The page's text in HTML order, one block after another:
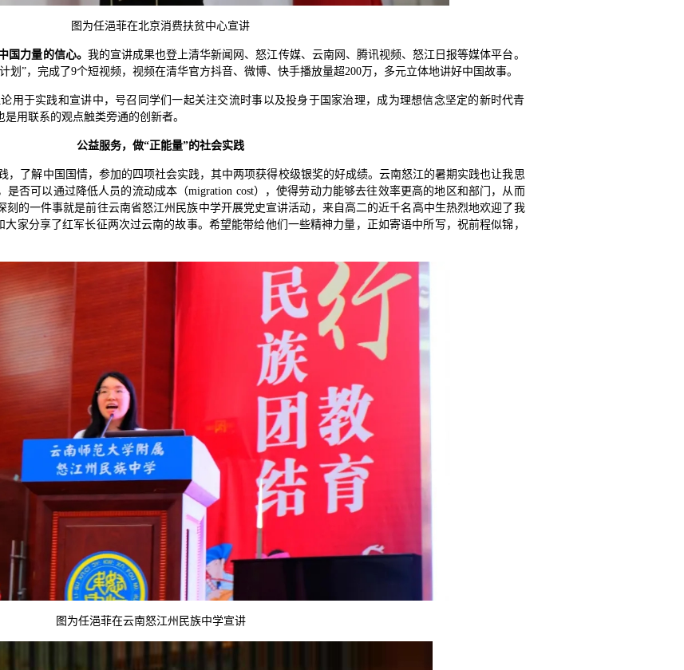
图为任浥菲在北京消费扶贫中心宣讲
国力量的信心。 我的宣讲成果也登上清华新闻网、怒江传媒、云南网、腾讯视频、怒江日报等媒体平台。
划”，完成了9个短视频，视频在清华官方抖音、微博、快手播放量超200万，多元立体地讲好中国故事。
用于实践和宣讲中，号召同学们一起关注交流时事以及投身于国家治理，成为理想信念坚定的新时代青
用联系的观点触类旁通的创新者。
公益服务，做“正能量”的社会实践
，了解中国国情，参加的四项社会实践，其中两项获得校级银奖的好成绩。云南怒江的暑期实践也让我思
否可以通过降低人员的流动成本（migration cost），使得劳动力能够去往效率更高的地区和部门，从而
的一件事就是前往云南省怒江州民族中学开展党史宣讲活动，来自高二的近千名高中生热烈地欢迎了我
家分享了红军长征两次过云南的故事。希望能带给他们一些精神力量，正如寄语中所写，祝前程似锦，
图为任浥菲在云南怒江州民族中学宣讲